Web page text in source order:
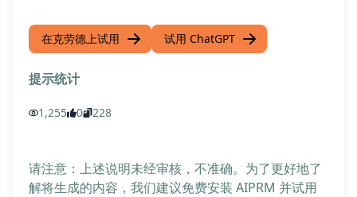
在克劳德上试用 试用 ChatGPT
提示统计
1,255 0 228
请注意：上述说明未经审核，不准确。为了更好地了
解将生成的内容，我们建议免费安装 AIPRM 并试用